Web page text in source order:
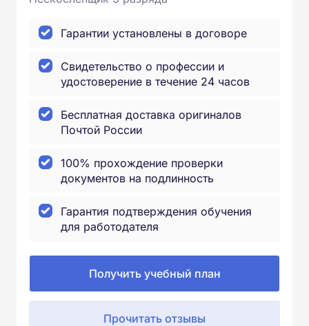
Гарантии установлены в договоре
Свидетельство о профессии и
удостоверение в течение 24 часов
Бесплатная доставка оригиналов
Почтой России
100% прохождение проверки
документов на подлинность
Гарантия подтверждения обучения
для работодателя
Получить учебный план
Прочитать отзывы